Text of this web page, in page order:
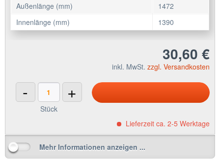
Außenlänge (mm)
1472
Innenlänge (mm)
1390
30,60 €
inkl. MwSt. zzgl. Versandkosten
- +
Stück
Lieferzeit ca. 2-5 Werktage
Mehr Informationen anzeigen ...